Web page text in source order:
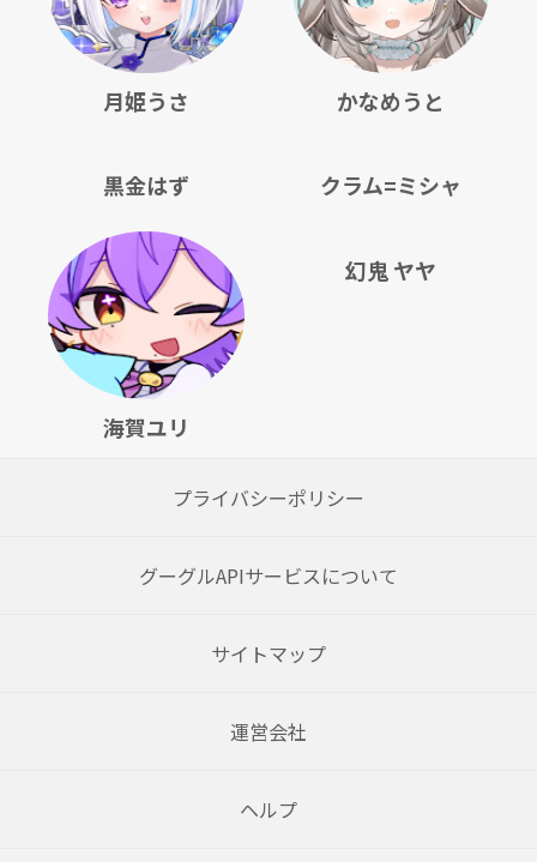
月姫うさ かなめうと
黒金はず クラム=ミシャ
海賀ユリ
幻鬼 ヤヤ
プライバシーポリシー
グーグルAPIサービスについて
サイトマップ
運営会社
ヘルプ